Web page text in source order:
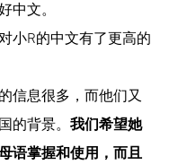
中文。
小R的中文有了更高的
信息很多，而他们又
的背景。 我们希望她
语掌握和使用，而且